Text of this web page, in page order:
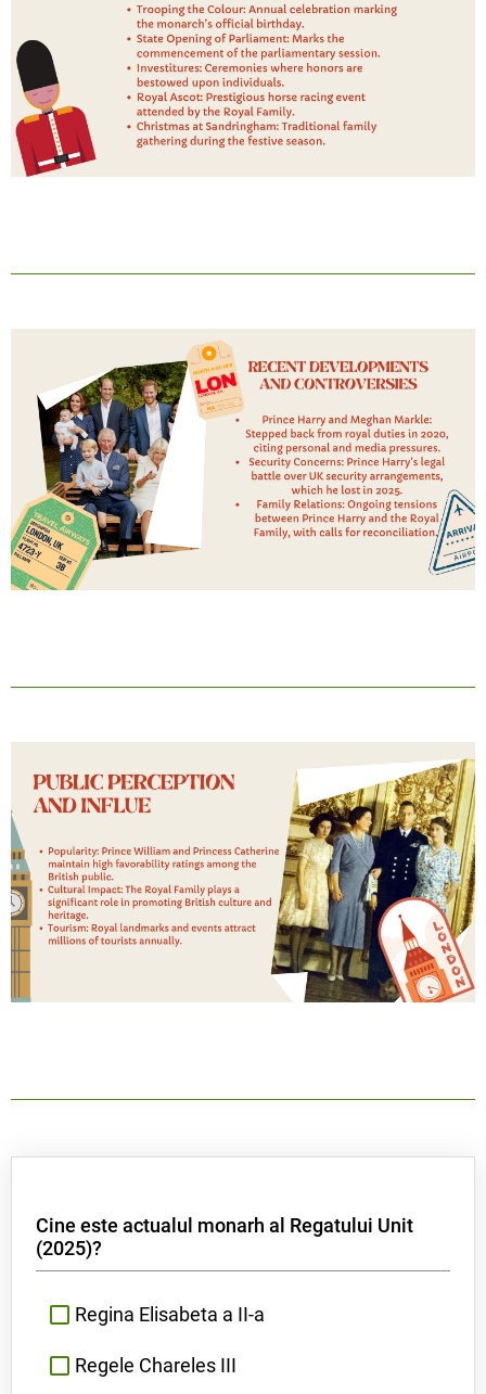
Cine este actualul monarh al Regatului Unit
(2025)?
Regina Elisabeta a II-a
Regele Chareles III